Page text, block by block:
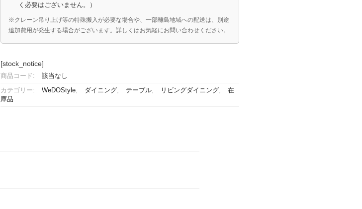
く必要はございません。）
※クレーン吊り上げ等の特殊搬入が必要な場合や、一部離島地域への配送は、別途
追加費用が発生する場合がございます。詳しくはお気軽にお問い合わせください。
[stock_notice]
商品コード: 該当なし
カテゴリー: WeDOStyle, ダイニング, テーブル, リビングダイニング,
在
庫品